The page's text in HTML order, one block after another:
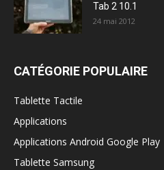
Tab 2 10.1
24 mai 2012
CATÉGORIE POPULAIRE
Tablette Tactile
Applications
Applications Android Google Play
Tablette Samsung